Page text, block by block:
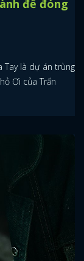
để đóng
Tay là dự án trùng
Ơi của Trấn